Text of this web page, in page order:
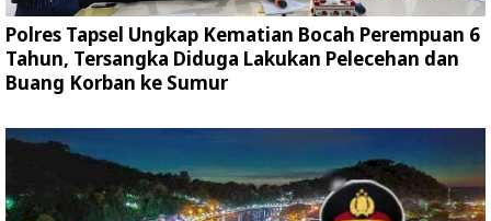
Polres Tapsel Ungkap Kematian Bocah Perempuan 6
Tahun, Tersangka Diduga Lakukan Pelecehan dan
Buang Korban ke Sumur